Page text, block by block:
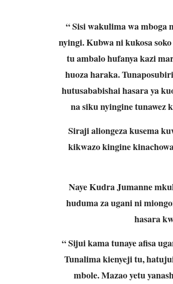
“ Sisi wakulima wa
nyingi. Kubwa ni kukosa
tu ambalo hufanya kazi
huoza haraka.
hutusababishai hasara ya
na siku nyingine
Siraji aliongeza kusema
kikwazo kingine
Naye Kudra Jumanne
huduma za ugani ni
hasara
“ Sijui kama tunaye afisa
Tunalima kienyeji tu,
mbole. Mazao yetu